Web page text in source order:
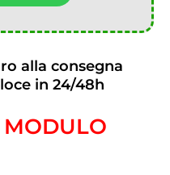
alla consegna
in 24/48h